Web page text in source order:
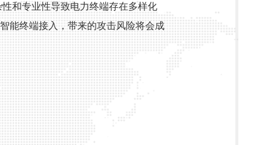
和专业性导致电力终端存在多样化
能终端接入，带来的攻击风险将会成